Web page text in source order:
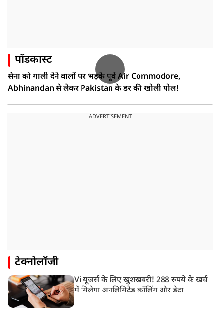
पॉडकास्ट
सेना को गाली देने वालों पर भड़के पूर्व Air Commodore,
Abhinandan से लेकर Pakistan के डर की खोली पोल!
ADVERTISEMENT
टेक्नोलॉजी
Vi यूजर्स के लिए खुशखबरी! 288 रुपये के खर्च
में मिलेगा अनलिमिटेड कॉलिंग और डेटा